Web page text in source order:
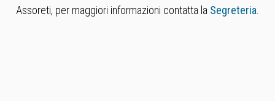
Assoreti, per maggiori informazioni contatta la Segreteria